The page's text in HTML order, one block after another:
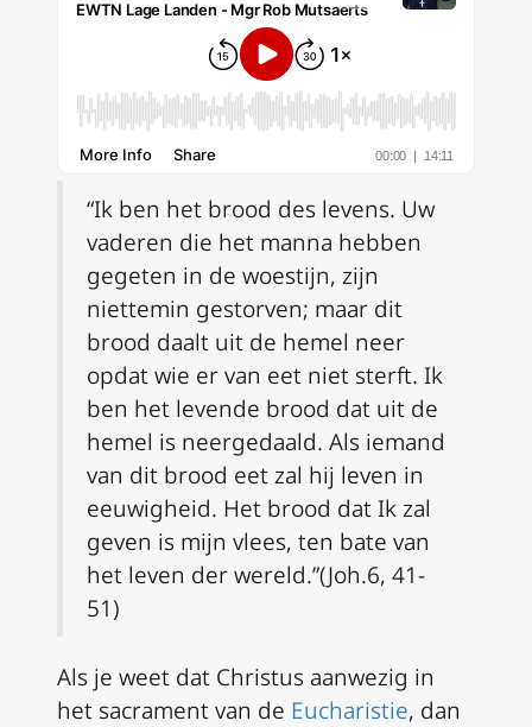
“Ik ben het brood des levens. Uw
vaderen die het manna hebben
gegeten in de woestijn, zijn
niettemin gestorven; maar dit
brood daalt uit de hemel neer
opdat wie er van eet niet sterft. Ik
ben het levende brood dat uit de
hemel is neergedaald. Als iemand
van dit brood eet zal hij leven in
eeuwigheid. Het brood dat Ik zal
geven is mijn vlees, ten bate van
het leven der wereld.”(Joh.6, 41-
51)
Als je weet dat Christus aanwezig in
het sacrament van de Eucharistie, dan